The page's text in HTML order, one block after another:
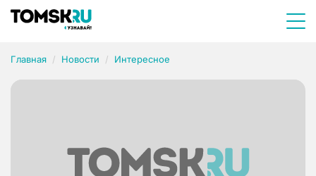
Главная Новости Интересное